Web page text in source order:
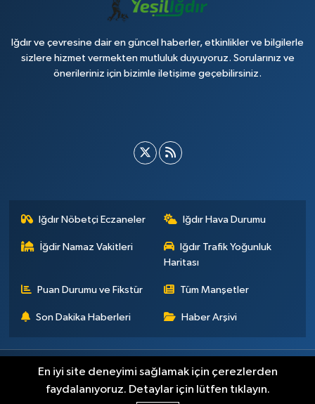
Iğdır ve çevresine dair en güncel haberler, etkinlikler ve bilgilerle
sizlere hizmet vermekten mutluluk duyuyoruz. Sorularınız ve
önerileriniz için bizimle iletişime geçebilirsiniz.
Iğdır Nöbetçi Eczaneler Iğdır Hava Durumu
İğdir Namaz Vakitleri
Iğdır Trafik Yoğunluk
Haritası
Puan Durumu ve Fikstür Tüm Manşetler
Son Dakika Haberleri Haber Arşivi
Künye İletişim Çerez Politikası Gizlilik ilkeleri
En iyi site deneyimi sağlamak için çerezlerden
faydalanıyoruz. Detaylar için lütfen tıklayın.